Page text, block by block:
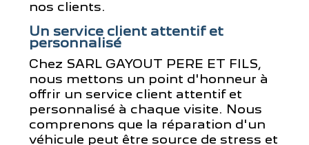
nos clients.
Un service client attentif et
personnalisé
Chez SARL GAYOUT PERE ET FILS,
nous mettons un point d'honneur à
offrir un service client attentif et
personnalisé à chaque visite. Nous
comprenons que la réparation d'un
véhicule peut être source de stress et